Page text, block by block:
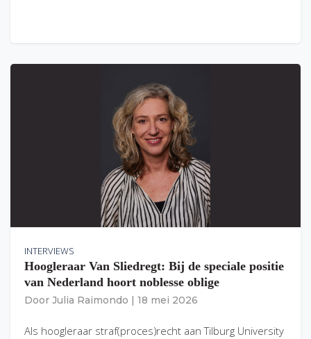
INTERVIEWS
Hoogleraar Van Sliedregt: Bij de speciale positie
van Nederland hoort noblesse oblige
Door Julia Raimondo 18 mei 2026
Als hoogleraar straf(proces)recht aan Tilburg University